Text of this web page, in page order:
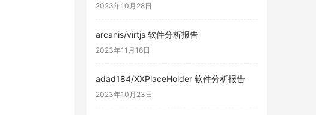
2023年10月28日
arcanis/virtjs 软件分析报告
2023年11月16日
adad184/XXPlaceHolder 软件分析报告
2023年10月23日